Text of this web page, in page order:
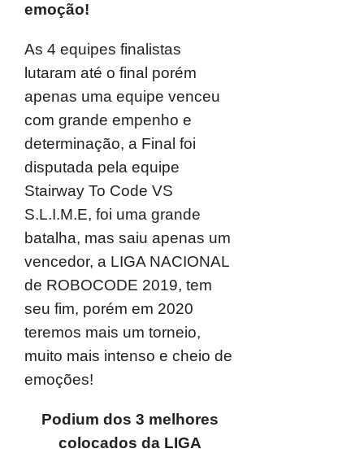
emoção!
As 4 equipes finalistas
lutaram até o final porém
apenas uma equipe venceu
com grande empenho e
determinação, a Final foi
disputada pela equipe
Stairway To Code VS
S.L.I.M.E, foi uma grande
batalha, mas saiu apenas um
vencedor, a LIGA NACIONAL
de ROBOCODE 2019, tem
seu fim, porém em 2020
teremos mais um torneio,
muito mais intenso e cheio de
emoções!
Podium dos 3 melhores
colocados da LIGA